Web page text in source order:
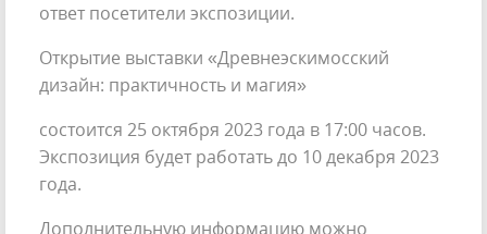
ответ посетители экспозиции.
Открытие выставки «Древнеэскимосский
дизайн: практичность и магия»
состоится 25 октября 2023 года в 17:00 часов.
Экспозиция будет работать до 10 декабря 2023
года.
Дополнительную информацию можно